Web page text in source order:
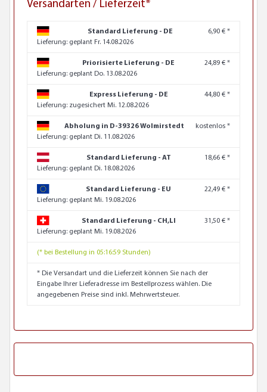
Versandarten / Lieferzeit*
Standard Lieferung - DE
6,90 € *
Lieferung: geplant Fr. 14.08.2026
Priorisierte Lieferung - DE
24,89 € *
Lieferung: geplant Do. 13.08.2026
Express Lieferung - DE
44,80 € *
Lieferung: zugesichert Mi. 12.08.2026
Abholung in D-39326 Wolmirstedt
kostenlos *
Lieferung: geplant Di. 11.08.2026
Standard Lieferung - AT
18,66 € *
Lieferung: geplant Di. 18.08.2026
Standard Lieferung - EU
22,49 € *
Lieferung: geplant Mi. 19.08.2026
Standard Lieferung - CH,LI
31,50 € *
Lieferung: geplant Mi. 19.08.2026
(* bei Bestellung in 05:16:58 Stunden)
* Die Versandart und die Lieferzeit können Sie nach der
Eingabe Ihrer Lieferadresse im Bestellprozess wählen. Die
angegebenen Preise sind inkl. Mehrwertsteuer.